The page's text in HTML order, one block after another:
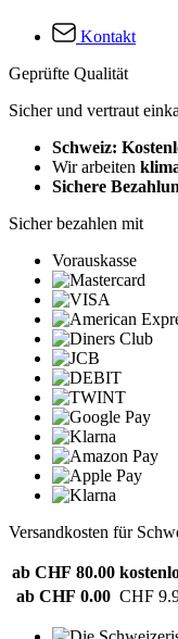
Kontakt
Geprüfte Qualität
Sicher und vertraut
Schweiz:
Wir arbeiten
Sichere
Sicher bezahlen mit
Vorauskasse
Versandkosten für
ab CHF 80.00
ab CHF 0.00 CHF